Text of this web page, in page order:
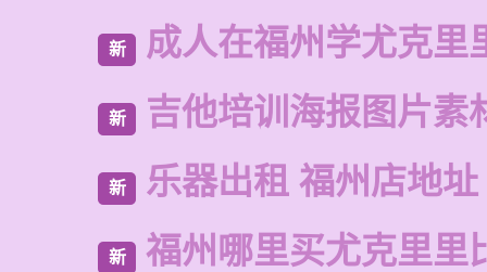
新 成人在福州学尤克里
新 吉他培训海报图片素
新 乐器出租 福州店地址
新 福州哪里买尤克里里